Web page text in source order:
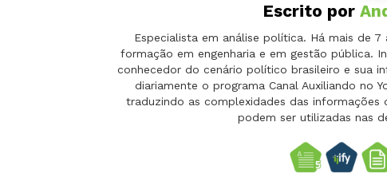
Escrito por
Especialista em análise política. Há mais de
formação em engenharia e em gestão pública.
conhecedor do cenário político brasileiro e sua
diariamente o programa Canal Auxiliando no
traduzindo as complexidades das informações
podem ser utilizadas nas